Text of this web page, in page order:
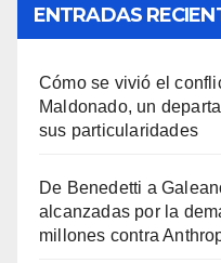
ENTRADAS
Cómo se vivió el
Maldonado, un
sus particularidades
De Benedetti a
alcanzadas por la
millones contra